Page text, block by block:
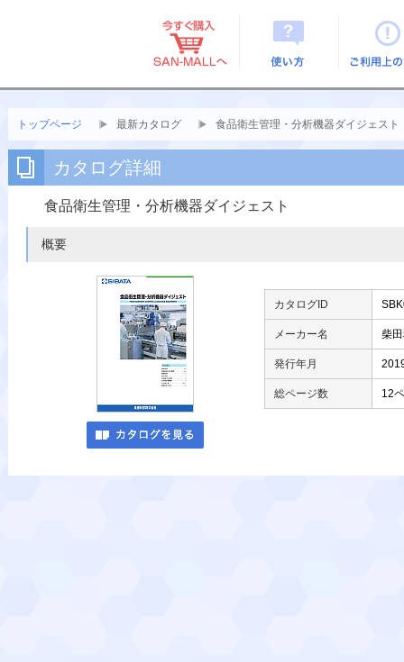
トップページ 最新カタログ 食品衛生管理・分析機器ダイジェスト
カタログ詳細
食品衛生管理・分析機器ダイジェスト
概要
カタログID
メーカー名 柴
発行年月
総ページ数 12